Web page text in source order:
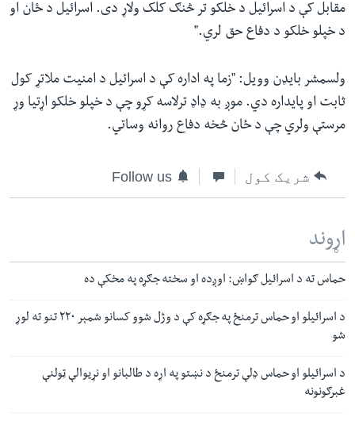
مقابل کې د اسرائیل د خلکو تر څنګ کلک ولاړ دی. اسرائیل د ځان او
د خپلو خلکو د دفاع حق لري."
ولسمشر بایډن وویل: "زما په اداره کې د اسرائیل د امنیت ملاتړ کول
ثابت او پایداره دي. موږ به ډاډ ترلاسه کړو چې د خپلو خلکو اړتیا وړ
مرستې ولري چې د ځان څخه دفاع روانه وساتي.
شریک کول Follow us
اړوند
حماس ته د اسرائیل ګواښ: اوږده او سخته جګړه په مخکې ده
د اسرائیلو او حماس ترمنځ په جګړه کې د وژل شوو کسانو شمېر ۲۲۰ تنو ته لوړ
شو
د اسرائیلو او حماس ډلې ترمنځ د نښتو په اړه د طالبانو او نړیوالې ټولنې
غبرګونونه